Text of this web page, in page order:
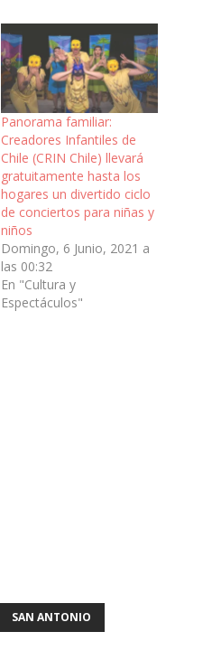
Panorama familiar:
Creadores Infantiles de
Chile (CRIN Chile) llevará
gratuitamente hasta los
hogares un divertido ciclo
de conciertos para niñas y
niños
Domingo, 6 Junio, 2021 a
las 00:32
En "Cultura y
Espectáculos"
SAN ANTONIO